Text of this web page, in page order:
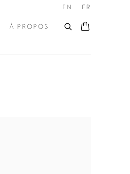
À PROPOS
EN FR